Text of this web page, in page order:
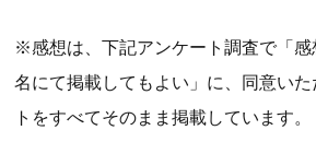
※感想は、下記アンケート調査で「
名にて掲載してもよい」に、同意い
トをすべてそのまま掲載しています。